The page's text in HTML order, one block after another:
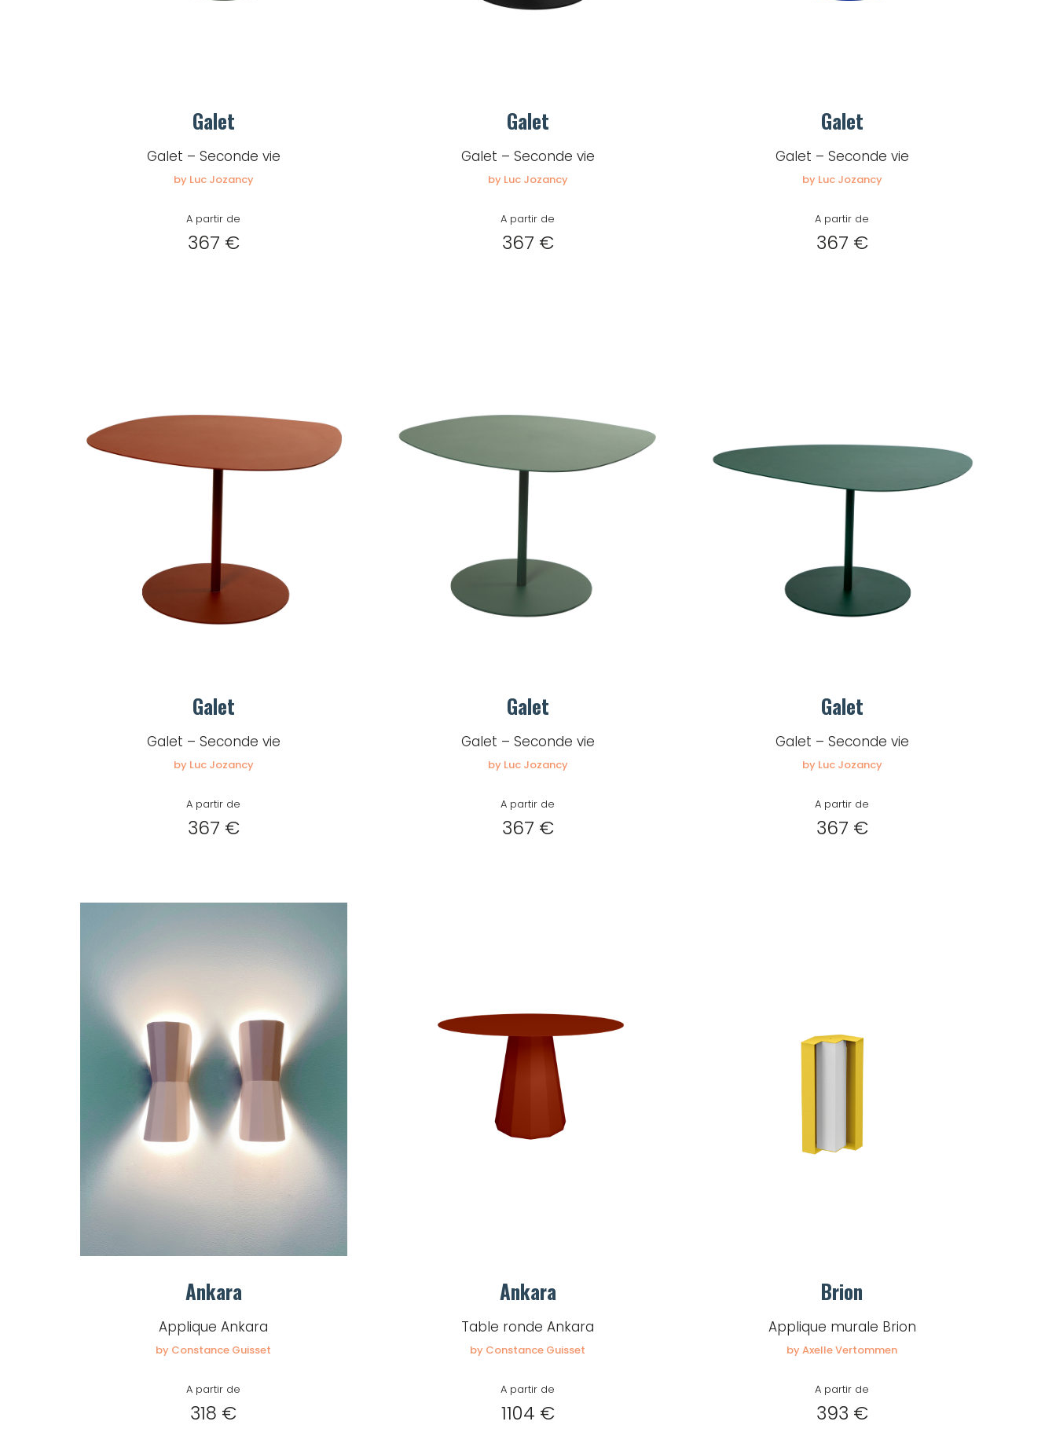
Galet
Galet – Seconde vie
by Luc Jozancy
A partir de
367 €
Galet
Galet – Seconde vie
by Luc Jozancy
A partir de
367 €
Galet
Galet – Seconde vie
by Luc Jozancy
A partir de
367 €
Galet
Galet – Seconde vie
by Luc Jozancy
A partir de
367 €
Galet
Galet – Seconde vie
by Luc Jozancy
A partir de
367 €
Galet
Galet – Seconde vie
by Luc Jozancy
A partir de
367 €
Ankara
Applique Ankara
by Constance Guisset
A partir de
318 €
Ankara
Table ronde Ankara
by Constance Guisset
A partir de
1104 €
Brion
Applique murale Brion
by Axelle Vertommen
A partir de
393 €